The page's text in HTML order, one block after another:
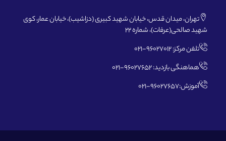
تهران، میدان قدس، خیابان شهید کبیری (دزاشیب)، خیابان عمار، کوی
شهید صالحی(عرفات)، شماره 22
تلفن مرکز: 96027012-021
هماهنگی بازدید: 96027652-021
آموزش:96027657-021